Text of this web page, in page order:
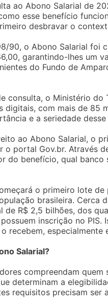
ao Abono Salarial de
esse benefício
desbravar o
90, o Abono Salarial foi
garantindo-lhes um
do Fundo de
consulta, o Ministério
digitais, com mais de 85
e a seriedade
ao Abono Salarial, o
o portal Gov.br. Através
do benefício, qual
o primeiro lote
brasileira. Cerca
de R$ 2,5 bilhões, dos
inscrição no
recebem,
Salarial?
compreendam
determinam a
requisitos precisam ser